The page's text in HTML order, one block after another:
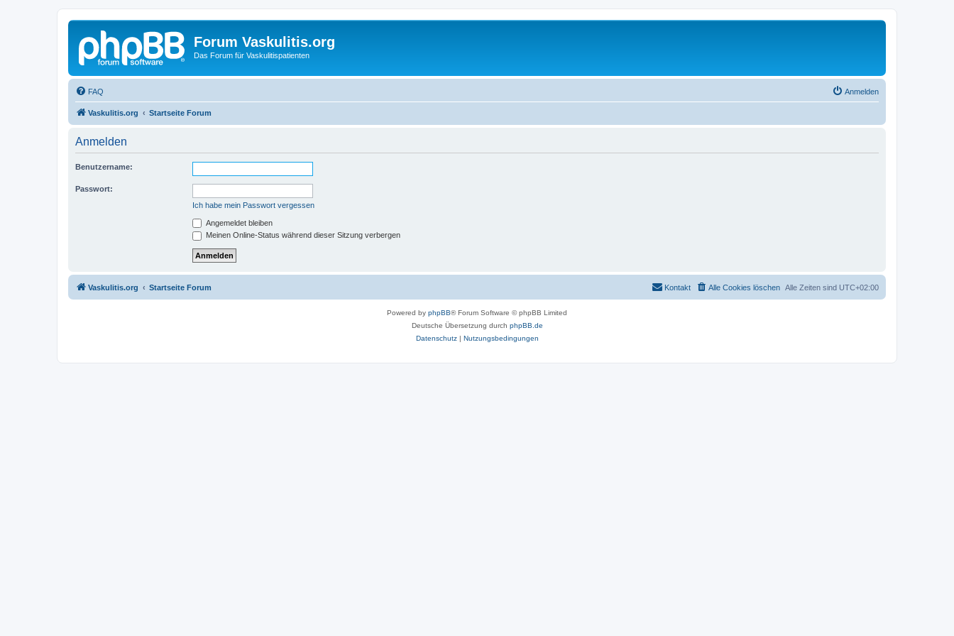
Forum Vaskulitis.org
Das Forum für Vaskulitispatienten
FAQ Anmelden
Vaskulitis.org Startseite Forum
Anmelden
Benutzername:
Passwort:
Ich habe mein Passwort vergessen
Angemeldet bleiben
Meinen Online-Status während dieser Sitzung verbergen
Vaskulitis.org Startseite Forum Alle Zeiten sind UTC+02:00
Alle Cookies löschen
Kontakt
Powered by phpBB® Forum Software © phpBB Limited
Deutsche Übersetzung durch phpBB.de
Datenschutz| Nutzungsbedingungen